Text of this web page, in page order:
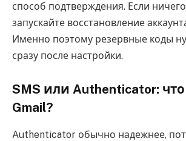
способ подтверждения. Если
запускайте восстановление
Именно поэтому резервные коды
сразу после настройки.
SMS или Authenticator:
Gmail?
Authenticator обычно надежнее,